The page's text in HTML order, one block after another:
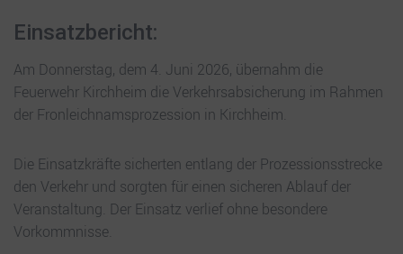
Einsatzbericht:
Am Donnerstag, dem 4. Juni 2026, übernahm die
Feuerwehr Kirchheim die Verkehrsabsicherung im Rahmen
der Fronleichnamsprozession in Kirchheim.
Die Einsatzkräfte sicherten entlang der Prozessionsstrecke
den Verkehr und sorgten für einen sicheren Ablauf der
Veranstaltung. Der Einsatz verlief ohne besondere
Vorkommnisse.